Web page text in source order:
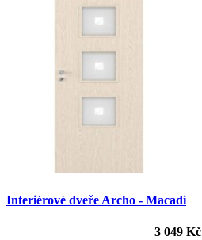
Interiérové dveře Archo - Macadi
3 049 Kč